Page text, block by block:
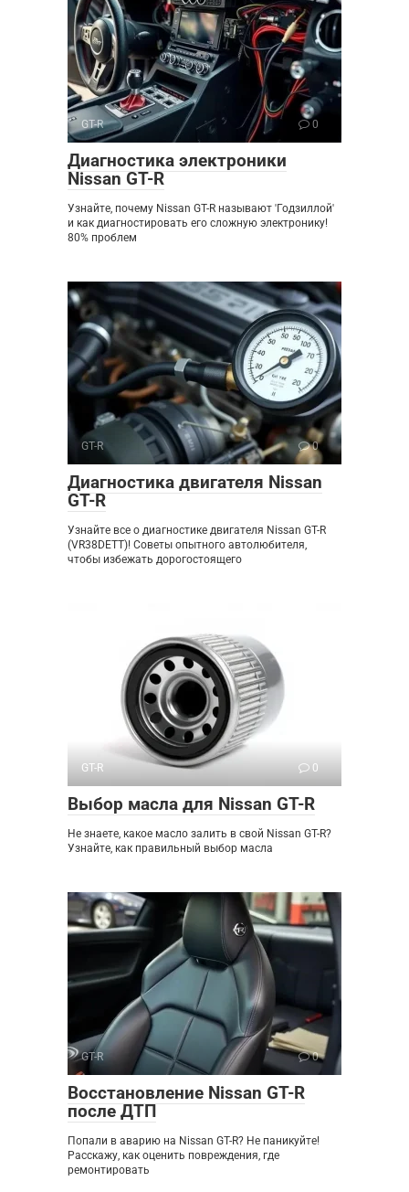
GT-R 0
Диагностика электроники
Nissan GT-R
Узнайте, почему Nissan GT-R называют 'Годзиллой'
и как диагностировать его сложную электронику!
80% проблем
GT-R 0
Диагностика двигателя Nissan
GT-R
Узнайте все о диагностике двигателя Nissan GT-R
(VR38DETT)! Советы опытного автолюбителя,
чтобы избежать дорогостоящего
GT-R 0
Выбор масла для Nissan GT-R
Не знаете, какое масло залить в свой Nissan GT-R?
Узнайте, как правильный выбор масла
GT-R 0
Восстановление Nissan GT-R
после ДТП
Попали в аварию на Nissan GT-R? Не паникуйте!
Расскажу, как оценить повреждения, где
ремонтировать